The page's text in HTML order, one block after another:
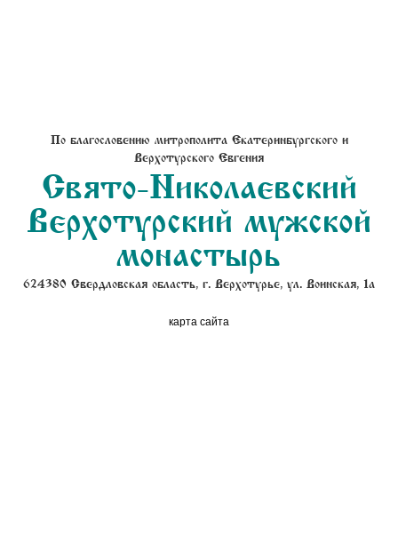
По благословению митрополита Екатеринбургского и
Верхотурского Евгения
Свято-Николаевский
Верхотурский мужской
монастырь
624380 Свердловская область, г. Верхотурье, ул. Воинская, 1а
карта сайта